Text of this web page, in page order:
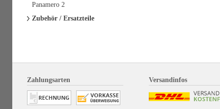
Panamero 2
Zubehör / Ersatzteile
Zahlungsarten Versandinfos